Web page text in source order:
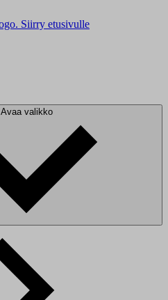
Siirry etusivulle
Avaa valikko